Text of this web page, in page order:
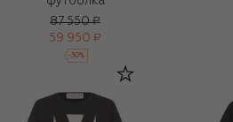
87 550 ₽
59 950 ₽
-30%